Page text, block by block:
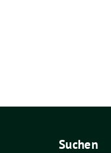
Suchen